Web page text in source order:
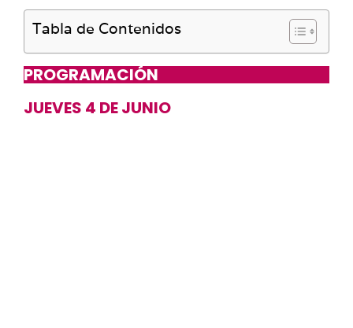
Tabla de Contenidos
PROGRAMACIÓN
JUEVES 4 DE JUNIO